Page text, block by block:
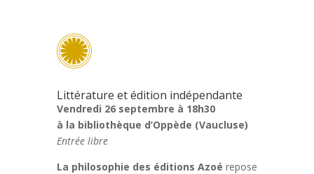

Littérature et édition indépendante
Vendredi 26 septembre à 18h30
à la bibliothèque d’Oppède (Vaucluse)
Entrée libre
La philosophie des éditions Azoé repose